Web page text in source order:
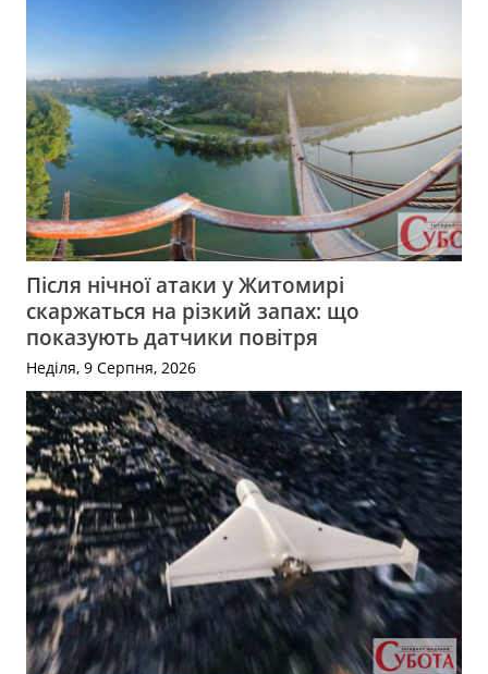
Після нічної атаки у Житомирі
скаржаться на різкий запах: що
показують датчики повітря
Неділя, 9 Серпня, 2026